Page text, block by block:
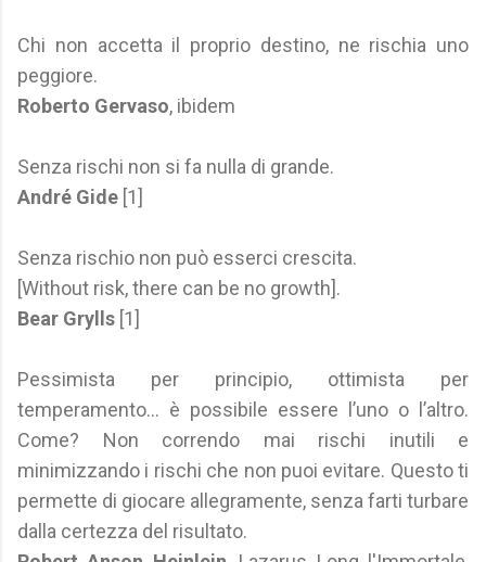
Chi non accetta il proprio destino, ne rischia uno
peggiore.
Roberto Gervaso, ibidem
Senza rischi non si fa nulla di grande.
André Gide [1]
Senza rischio non può esserci crescita.
[Without risk, there can be no growth].
Bear Grylls [1]
Pessimista per principio, ottimista per
temperamento... è possibile essere l’uno o l’altro.
Come? Non correndo mai rischi inutili e
minimizzando i rischi che non puoi evitare. Questo ti
permette di giocare allegramente, senza farti turbare
dalla certezza del risultato.